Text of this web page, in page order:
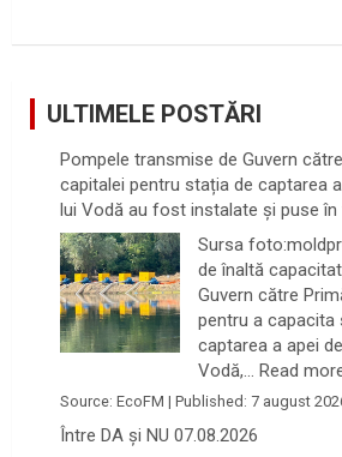
ULTIMELE POSTĂRI
Pompele transmise de Guvern
capitalei pentru stația de captarea
lui Vodă au fost instalate și puse
Sursa
de înaltă
Guvern către
pentru a capacita
captarea a apei
Vodă,…Read
Source:EcoFM |Published: 7 august
Între DA și NU 07.08.2026